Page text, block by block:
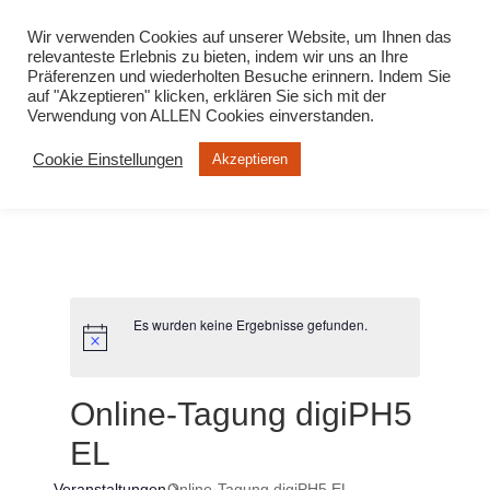
Es wurden keine Ergebnisse gefunden.
Online-Tagung digiPH5
EL
Wir verwenden Cookies auf unserer Website, um Ihnen das
relevanteste Erlebnis zu bieten, indem wir uns an Ihre
Präferenzen und wiederholten Besuche erinnern. Indem Sie
auf "Akzeptieren" klicken, erklären Sie sich mit der
Verwendung von ALLEN Cookies einverstanden.
Cookie Einstellungen Akzeptieren